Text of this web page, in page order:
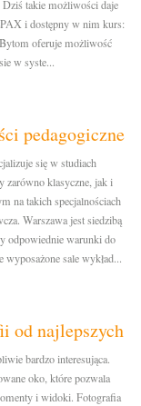
Dziś takie możliwości daje
i dostępny w nim kurs:
oferuje możliwość
w syste...
pedagogiczne
się w studiach
zarówno klasyczne, jak i
na takich specjalnościach
Warszawa jest siedzibą
odpowiednie warunki do
sale wykład...
od najlepszych
bardzo interesująca.
oko, które pozwala
i widoki. Fotografia